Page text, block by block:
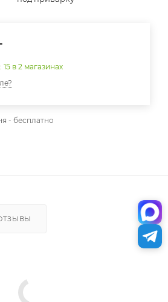
: 15 в 2 магазинах
- бесплатно